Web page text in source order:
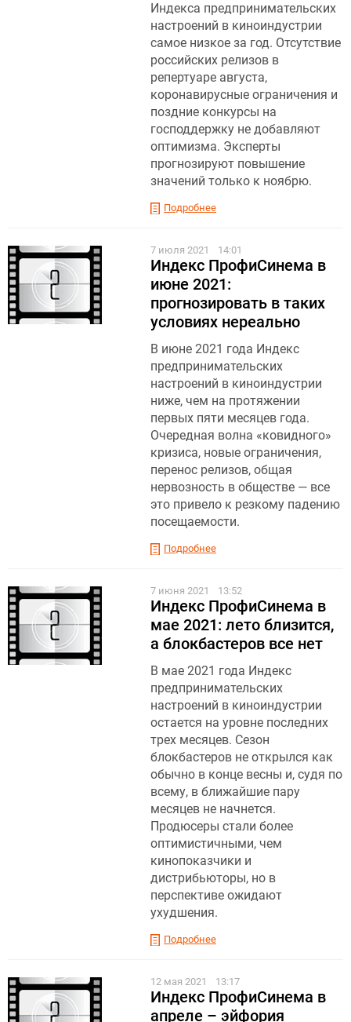
Индекса предпринимательских
настроений в киноиндустрии
самое низкое за год. Отсутствие
российских релизов в
репертуаре августа,
коронавирусные ограничения и
поздние конкурсы на
господдержку не добавляют
оптимизма. Эксперты
прогнозируют повышение
значений только к ноябрю.
Подробнее
7 июля 2021 14:01
Индекс ПрофиСинема в
июне 2021:
прогнозировать в таких
условиях нереально
В июне 2021 года Индекс
предпринимательских
настроений в киноиндустрии
ниже, чем на протяжении
первых пяти месяцев года.
Очередная волна «ковидного»
кризиса, новые ограничения,
перенос релизов, общая
нервозность в обществе — все
это привело к резкому падению
посещаемости.
Подробнее
7 июня 2021 13:52
Индекс ПрофиСинема в
мае 2021: лето близится,
а блокбастеров все нет
В мае 2021 года Индекс
предпринимательских
настроений в киноиндустрии
остается на уровне последних
трех месяцев. Сезон
блокбастеров не открылся как
обычно в конце весны и, судя по
всему, в ближайшие пару
месяцев не начнется.
Продюсеры стали более
оптимистичными, чем
кинопоказчики и
дистрибьюторы, но в
перспективе ожидают
ухудшения.
Подробнее
12 мая 2021 13:17
Индекс ПрофиСинема в
апреле – эйфория